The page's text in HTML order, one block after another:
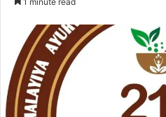
d
n
e